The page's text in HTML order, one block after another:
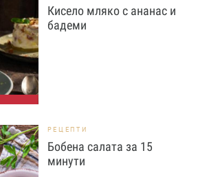
Кисело мляко с ананас и
бадеми
РЕЦЕПТИ
Бобена салата за 15
минути